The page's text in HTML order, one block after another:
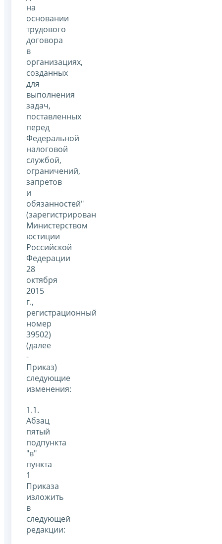
на
основании
трудового
договора
в
организациях,
созданных
для
выполнения
задач,
поставленных
перед
Федеральной
налоговой
службой,
ограничений,
запретов
и
обязанностей"
(зарегистрирован
Министерством
юстиции
Российской
Федерации
28
октября
2015
г.,
регистрационный
номер
39502)
(далее
-
Приказ)
следующие
изменения:
1.1.
Абзац
пятый
подпункта
"в"
пункта
1
Приказа
изложить
в
следующей
редакции: